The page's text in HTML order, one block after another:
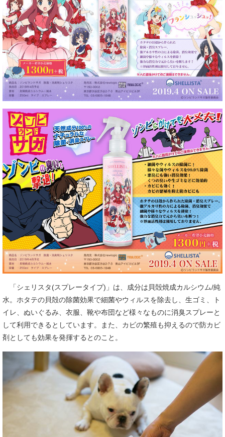
「シェリスタ(スプレータイプ)」は、成分は貝殻焼成カルシウム/純
水。ホタテの貝殻の除菌効果で細菌やウィルスを除去し、生ゴミ、ト
イレ、ぬいぐるみ、衣服、靴や布団など様々なものに消臭スプレーと
して利用できるとしています。また、カビの繁殖も抑えるので防カビ
剤としても効果を発揮するとのこと。